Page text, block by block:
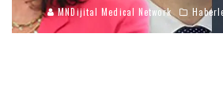
MNDijital Medical Network